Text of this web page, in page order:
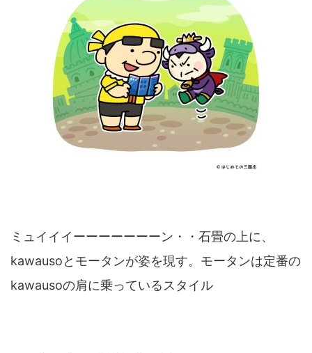
ミュイイイーーーーーーーン・・石畳の上に、
kawausoとモータンが姿を現す。モータンは定番の
kawausoの肩に乗っているスタイル